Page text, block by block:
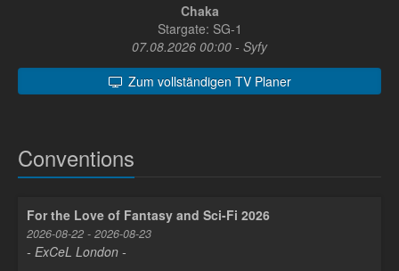
Chaka
Stargate: SG-1
07.08.2026 00:00 - Syfy
Zum vollständigen TV Planer
Conventions
For the Love of Fantasy and Sci-Fi 2026
2026-08-22 - 2026-08-23
- ExCeL London -